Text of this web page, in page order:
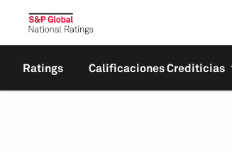
Ratings Calificaciones Crediticias